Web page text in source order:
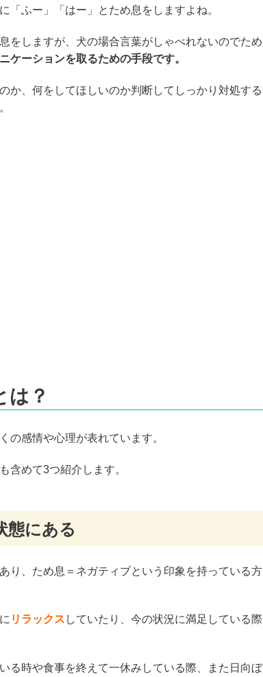
「ふー」「はー」とため息をしますよね。
をしますが、犬の場合言葉がしゃべれないのでため
ケーションを取るための手段です。
か、何をしてほしいのか判断してしっかり対処する
は？
の感情や心理が表れています。
含めて3つ紹介します。
態にある
り、ため息＝ネガティブという印象を持っている方
リラックス していたり、今の状況に満足している際
る時や食事を終えて一休みしている際、また日向ぼ